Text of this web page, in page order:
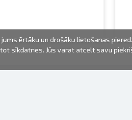
ērtāku un drošāku lietošanas
sīkdatnes. Jūs varat atcelt savu